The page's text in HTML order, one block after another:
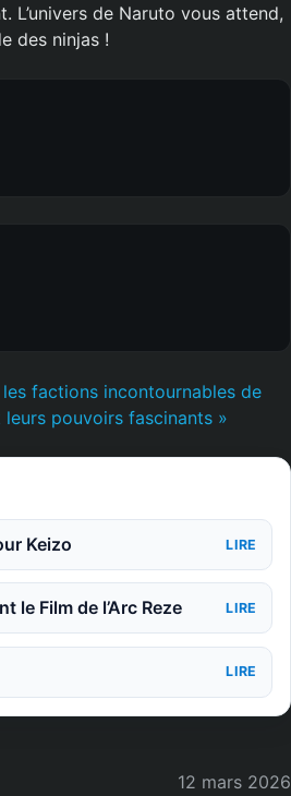
L’univers de Naruto vous attend,
des ninjas !
factions incontournables de
leurs pouvoirs fascinants »
Keizo LIRE
le Film de l’Arc Reze LIRE
LIRE
12 mars 2026